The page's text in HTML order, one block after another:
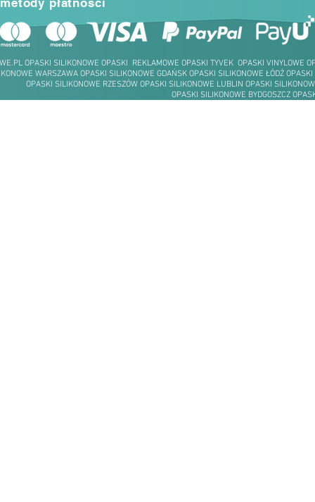
metody płatności
OPASKI SILIKONOWE OPASKI REKLAMOWE OPASKI TYVEK OPASKI VINYLOWE
WARSZAWA OPASKI SILIKONOWE GDAŃSK OPASKI SILIKONOWE ŁÓDŹ
OPASKI SILIKONOWE RZESZÓW OPASKI SILIKONOWE LUBLIN OPASKI
OPASKI SILIKONOWE BYDGOSZCZ